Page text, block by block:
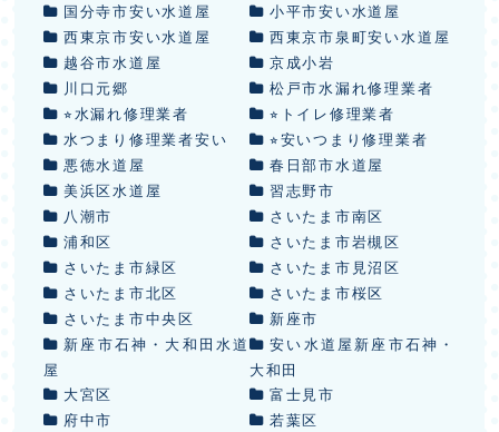
国分寺市安い水道屋
小平市安い水道屋
西東京市安い水道屋
西東京市泉町安い水道屋
越谷市水道屋
京成小岩
川口元郷
松戸市水漏れ修理業者
⭐︎水漏れ修理業者
⭐︎トイレ修理業者
水つまり修理業者安い
⭐︎安いつまり修理業者
悪徳水道屋
春日部市水道屋
美浜区水道屋
習志野市
八潮市
さいたま市南区
浦和区
さいたま市岩槻区
さいたま市緑区
さいたま市見沼区
さいたま市北区
さいたま市桜区
さいたま市中央区
新座市
新座市石神・大和田水道
屋
安い水道屋新座市石神・
大和田
大宮区
富士見市
府中市
若葉区